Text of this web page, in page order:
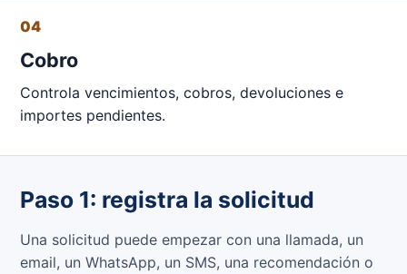
04
Cobro
Controla vencimientos, cobros, devoluciones e
importes pendientes.
Paso 1: registra la solicitud
Una solicitud puede empezar con una llamada, un
email, un WhatsApp, un SMS, una recomendación o